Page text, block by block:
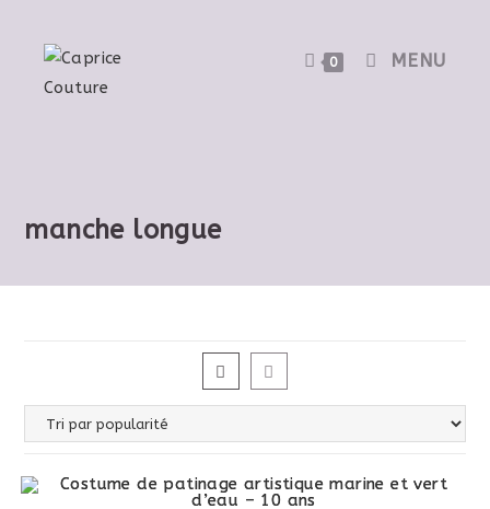
content
0 MENU
manche longue